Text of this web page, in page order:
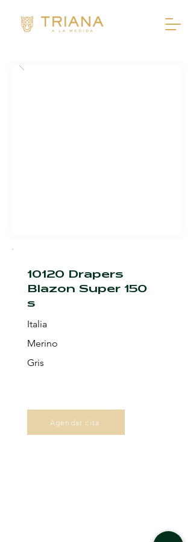
10120 Drapers
Blazon Super 150
s
Italia
Merino
Gris
Agendar cita